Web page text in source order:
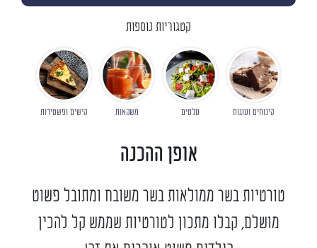
קטגוריות נוספות
קינוחים ועוגות סלטים משקאות קישים ופשטידות
אופן ההכנה
טורטיות בשר ממולאות בשר משובח ומתובל פשוט
מושלם, קבלו מתכון לטורטיות שממש קל להכין